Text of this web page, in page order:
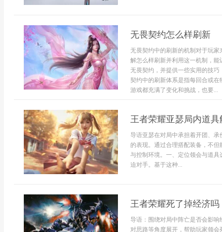
无畏契约怎么样刷新
无畏契约中的刷新的机制对于玩
解怎么样刷新并利用这一机制，
无畏契约，并提供一些实用的技
契约中的刷新体系是指每回合或
游戏都充满了变化和挑战，也要...
王者荣耀亚瑟局内道
导语亚瑟在对局中承担着开团、
的表现。通过合理搭配装备，不
与控制环境。一、定位领会与道
迫对手。基于这种...
王者荣耀死了掉经济吗
导语：围绕对局中阵亡是否会影
对思路等角度展开，帮助玩家领